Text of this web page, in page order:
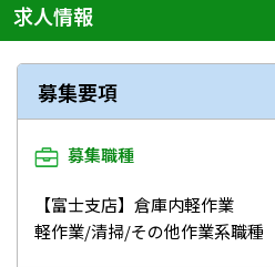
求人情報
募集要項
募集職種
【富士支店】倉庫内軽作業
軽作業/清掃/その他作業系職種